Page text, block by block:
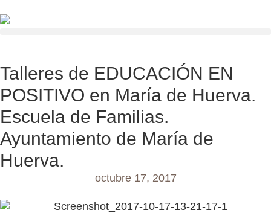
Talleres de EDUCACIÓN EN
POSITIVO en María de Huerva.
Escuela de Familias.
Ayuntamiento de María de
Huerva.
octubre 17, 2017